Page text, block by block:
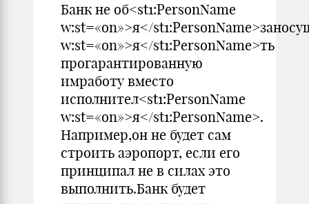
Банк не об<st1:PersonName
w:st=«on»>я</
w:st=«on»>я</st1:PersonName>ть
прогарантированную
имработу вместо
исполнител<st1:PersonName
w:st=«on»>я</st1:PersonName>.
Например,он не будет сам
строить аэропорт, если его
принципал не в силах это
выполнить.Банк будет